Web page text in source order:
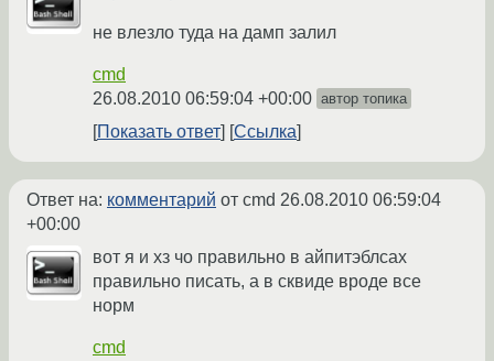
не влезло туда на дамп залил
cmd
26.08.2010 06:59:04 +00:00 автор топика
Показать ответ Ссылка
Ответ на: комментарий от cmd 26.08.2010 06:59:04
+00:00
вот я и хз чо правильно в айпитэблсах
правильно писать, а в сквиде вроде все
норм
cmd